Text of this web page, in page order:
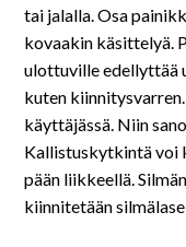
tai jalalla. Osa
kovaakin käsittelyä.
ulottuville edellyttää
kuten
käyttäjässä. Niin
Kallistuskytkintä voi
pään liikkeellä.
kiinnitetään